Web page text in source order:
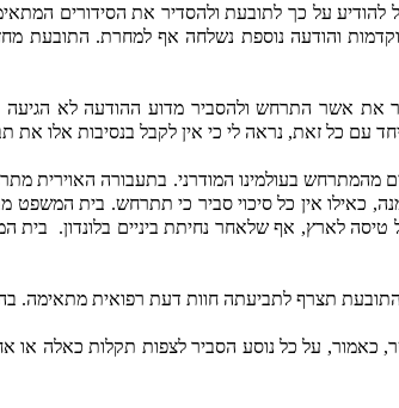
על כך לתובעת ולהסדיר את הסידורים
הודעה לסוכנת הנסיעות כבר ביום 2.5.04 בשעות הבוקר המוקדמות
את אשר התרחש ולהסביר מדוע ההודעה לא
עם כל זאת, נראה לי כי אין לקבל בנסיבות אלו את
מהמתרחש בעולמינו המודרני. בתעבורה
כאילו אין כל סיכוי סביר כי תתרחש. בית
לארץ, אף שלאחר נחיתת ביניים בלונדון.
בית
תצרף לתביעתה חוות דעת רפואית מתאימה.
על כל נוסע הסביר לצפות תקלות כאלה או